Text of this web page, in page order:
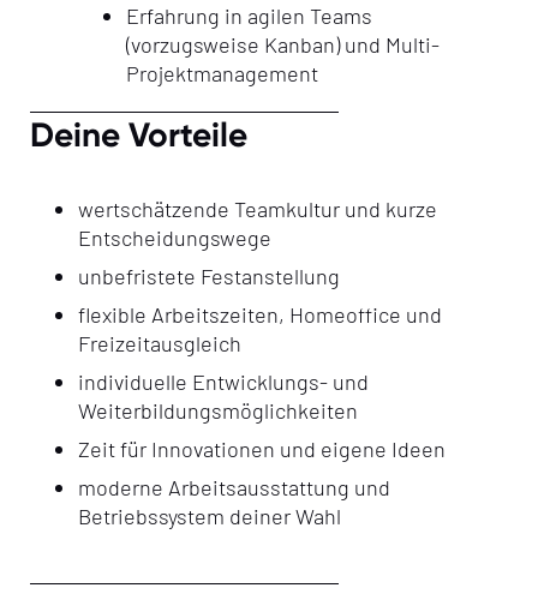
Erfahrung in agilen Teams
(vorzugsweise Kanban) und Multi-
Projektmanagement
Deine Vorteile
wertschätzende Teamkultur und kurze
Entscheidungswege
unbefristete Festanstellung
flexible Arbeitszeiten, Homeoffice und
Freizeitausgleich
individuelle Entwicklungs- und
Weiterbildungsmöglichkeiten
Zeit für Innovationen und eigene Ideen
moderne Arbeitsausstattung und
Betriebssystem deiner Wahl